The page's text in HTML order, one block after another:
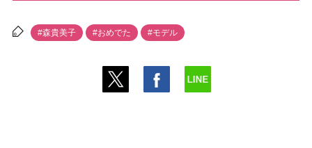
#森貴美子 #おめでた #モデル